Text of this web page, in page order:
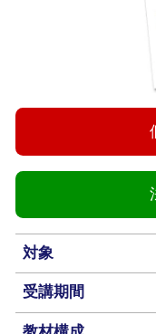
対象
受講期間